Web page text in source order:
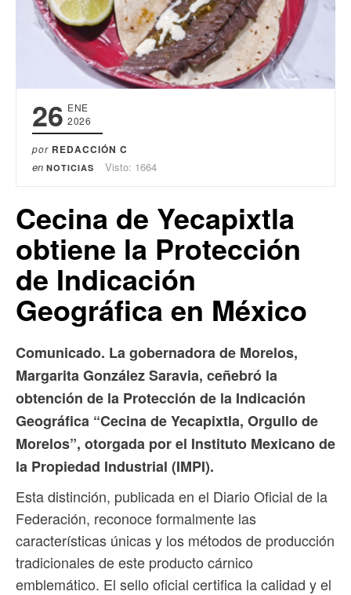
26 ENE
2026
por REDACCIÓN C
en NOTICIAS Visto: 1664
Cecina de Yecapixtla
obtiene la Protección
de Indicación
Geográfica en México
Comunicado. La gobernadora de Morelos,
Margarita González Saravia, ceñebró la
obtención de la Protección de la Indicación
Geográfica “Cecina de Yecapixtla, Orgullo de
Morelos”, otorgada por el Instituto Mexicano de
la Propiedad Industrial (IMPI).
Esta distinción, publicada en el Diario Oficial de la
Federación, reconoce formalmente las
características únicas y los métodos de producción
tradicionales de este producto cárnico
emblemático. El sello oficial certifica la calidad y el